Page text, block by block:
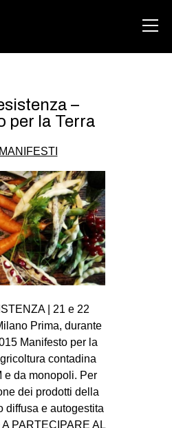
AREA
FREESTYLE
LAMBRETTA
MSM
TSUNAMI
ZAM
SPAZI
POPOLARE
–
per la Terra
MANIFESTI
| 21 e 22
Prima, durante
Manifesto per la
contadina
e da monopoli. Per
dei prodotti della
diffusa e autogestita
PARTECIPARE AL